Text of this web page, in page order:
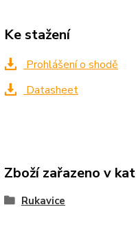
Ke stažení
Prohlášení o shodě
Datasheet
Zboží zařazeno v
Rukavice